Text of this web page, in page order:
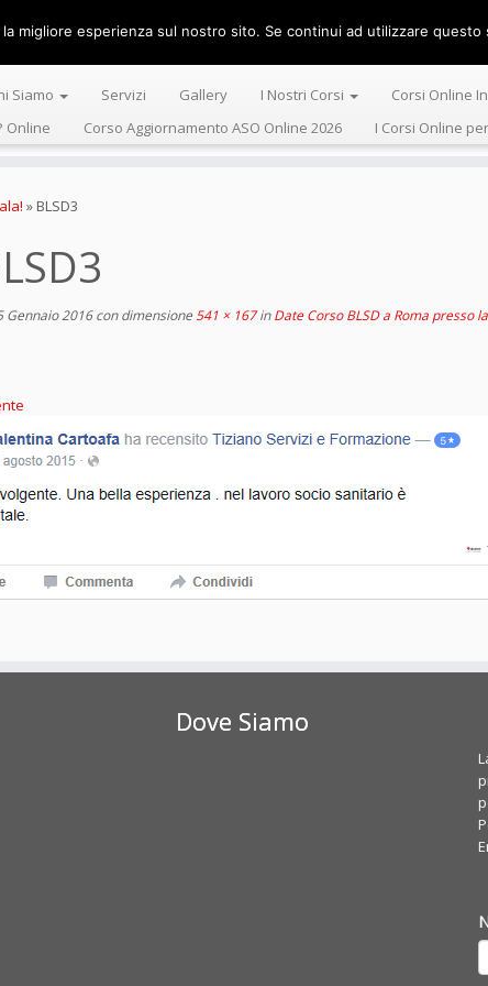
Centro Alta
Siamo Servizi Gallery I Nostri Corsi Corsi Online
Online
Corso Aggiornamento ASO Online 2026 I Corsi Online
» BLSD3
Gennaio 2016con dimensione 541 × 167inDate Corso BLSD a Roma presso
Dove Siamo
migliore esperienza sul nostro sito. Se continui ad utilizzare